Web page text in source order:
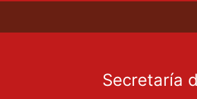
Secretaría